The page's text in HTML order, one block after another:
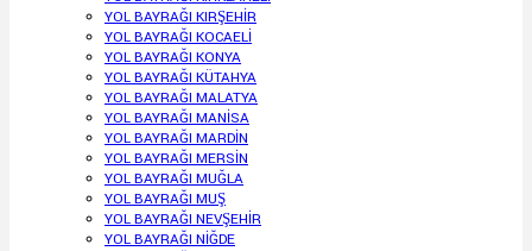
YOL BAYRAĞI KIRŞEHİR
YOL BAYRAĞI KOCAELİ
YOL BAYRAĞI KONYA
YOL BAYRAĞI KÜTAHYA
YOL BAYRAĞI MALATYA
YOL BAYRAĞI MANİSA
YOL BAYRAĞI MARDİN
YOL BAYRAĞI MERSİN
YOL BAYRAĞI MUĞLA
YOL BAYRAĞI MUŞ
YOL BAYRAĞI NEVŞEHİR
YOL BAYRAĞI NİĞDE